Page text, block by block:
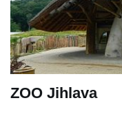
ZOO Jihlava